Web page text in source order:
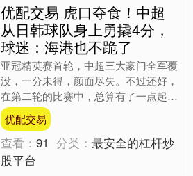
优配交易 虎口夺食！中超
从日韩球队身上勇撬4分，
球迷：海港也不跪了
亚冠精英赛首轮，中超三大豪门全军覆
没，一分未得，颜面尽失。不过还好，
在第二轮的比赛中，总算有了一点起
色。首个比赛日，中超球队面对日韩劲
旅拿到了宝贵的4分：成都蓉....
优配交易
查看：91 分类：最安全的杠杆炒
股平台